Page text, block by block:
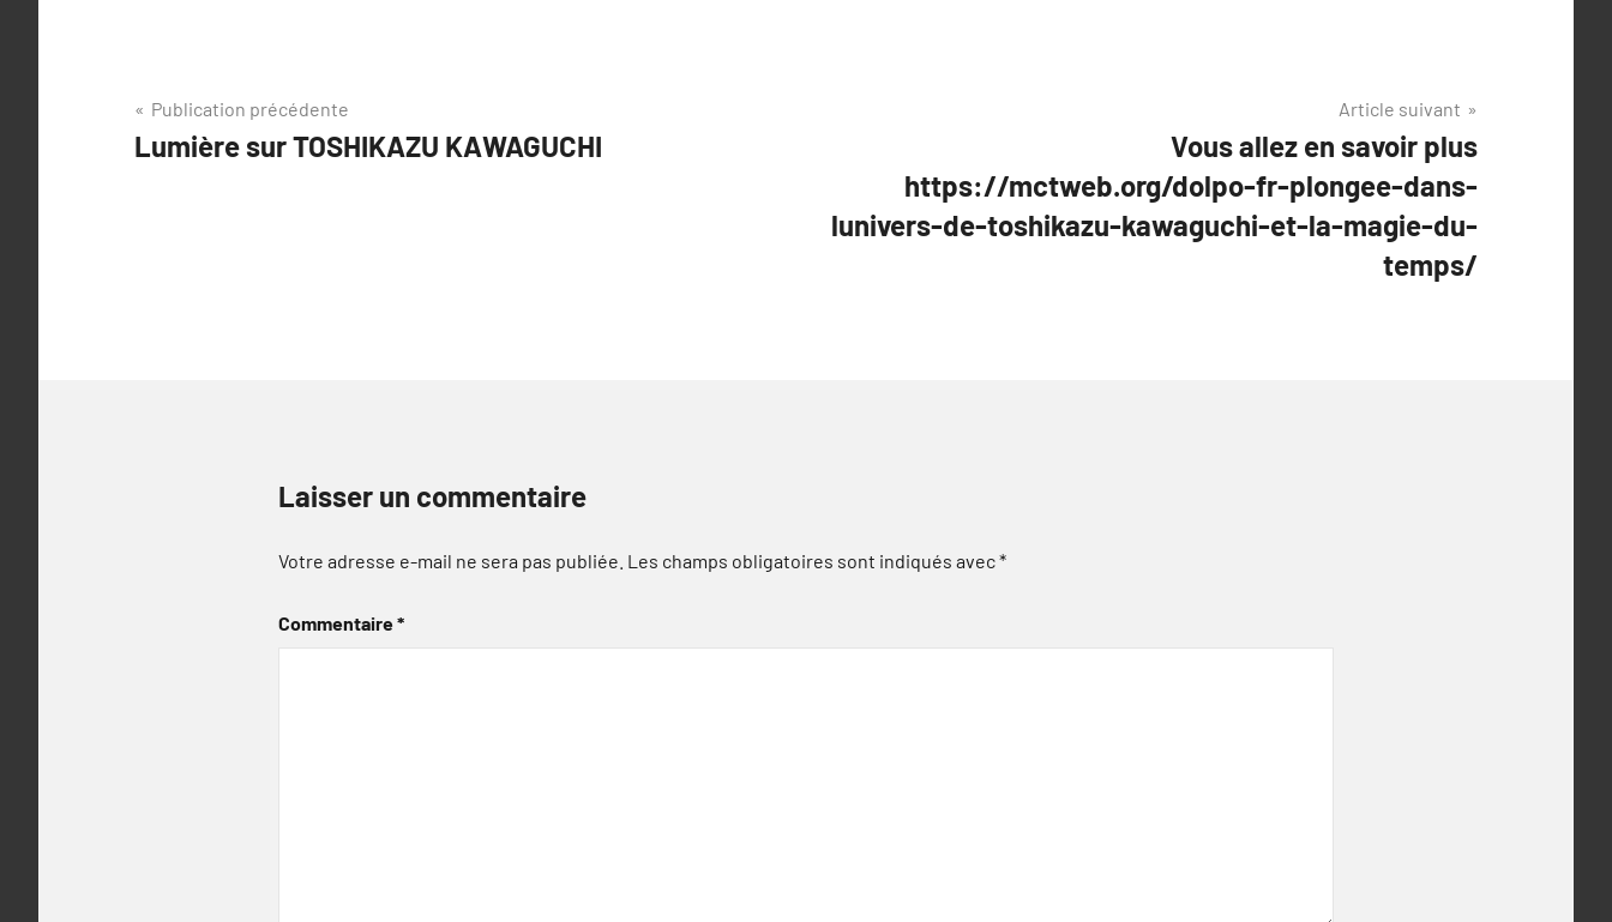
Navigation
de
Publication précédente
Lumière sur TOSHIKAZU KAWAGUCHI
Article suivant
Vous allez en savoir plus
https://mctweb.org/dolpo-fr-plongee-dans-
lunivers-de-toshikazu-kawaguchi-et-la-magie-du-
temps/
Laisser un commentaire
Votre adresse e-mail ne sera pas publiée. Les champs obligatoires sont indiqués avec*
Commentaire*